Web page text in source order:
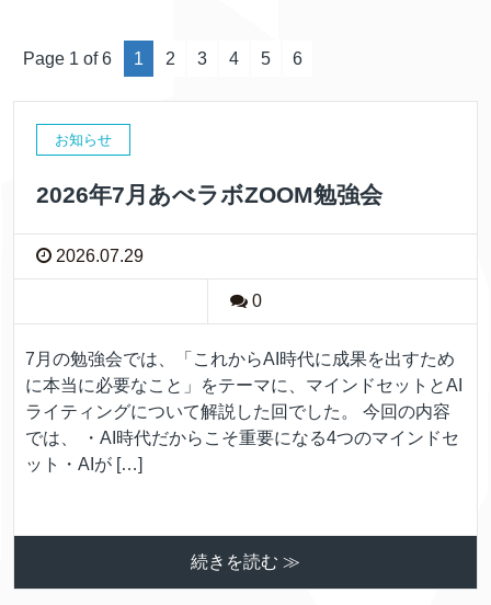
Page 1 of 6 1 2 3 4 5 6
お知らせ
2026年7月あべラボZOOM勉強会
2026.07.29
0
7月の勉強会では、「これからAI時代に成果を出すため
に本当に必要なこと」をテーマに、マインドセットとAI
ライティングについて解説した回でした。 今回の内容
では、 ・AI時代だからこそ重要になる4つのマインドセ
ット・AIが […]
続きを読む ≫